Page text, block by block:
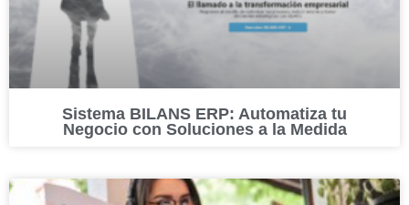
Sistema BILANS ERP: Automatiza tu
Negocio con Soluciones a la Medida